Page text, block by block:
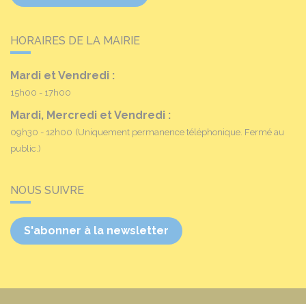
HORAIRES DE LA MAIRIE
Mardi et Vendredi :
15h00 - 17h00
Mardi, Mercredi et Vendredi :
09h30 - 12h00 (Uniquement permanence téléphonique. Fermé au
public.)
NOUS SUIVRE
S'abonner à la newsletter